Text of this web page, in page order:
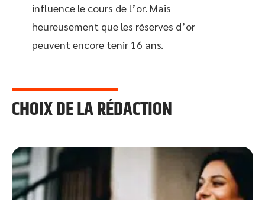
influence le cours de l’or. Mais
heureusement que les réserves d’or
peuvent encore tenir 16 ans.
CHOIX DE LA RÉDACTION